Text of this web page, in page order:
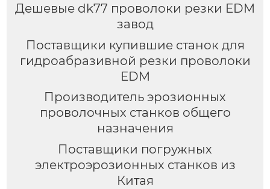
Дешевые dk77 проволоки резки EDM
завод
Поставщики купившие станок для
гидроабразивной резки проволоки
EDM
Производитель эрозионных
проволочных станков общего
назначения
Поставщики погружных
электроэрозионных станков из
Китая